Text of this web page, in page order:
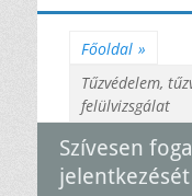
Főoldal »
Tűzvédelem,
felülvizsgálat
Szívesen
jelentkezését